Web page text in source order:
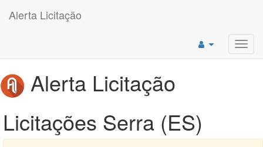
Alerta Licitação
Alerta Licitação
Licitações Serra (ES)